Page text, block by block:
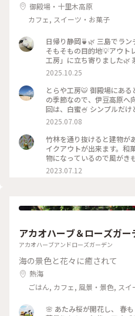
御殿場・十里木高原
カフェ, スイーツ・お菓子
日帰り静岡🍵🌿 三島でラ
そもそもの目的地💡アウト
工房」に立ち寄りました🌿
れされた 林の中を抜けた
にホッとします☺️ 栗餅とお
その後アウトレットでお買
ングラムでお茶タイム🥤
津魚がし寿司さんで地のも
きました(๑>◡<๑) 美味しい
✨✨ #ことりっぷと一緒 #ことりっぷ静岡 #秋の装い #とらや工
房#栗餅 #御殿場プレミア
#沼津魚がし寿司 #回転寿司
2025.10.25
とらや工房🐯 御殿場にあ
の季節なので、伊豆高原へ
回は、白蜜🍧 シンプルだ
意ではない私でも、とらや
かき氷 #カフェ
2025.07.08
竹林を通り抜けると建物が
イクアウトが出来ます。和
物になっているので風がき
す。
2023.07.12
アカオハーブ＆ローズガー
アカオハーブアンドローズガーデン
海の景色と花々に癒されて
熱海
ごはん, カフェ, 風景・景色, スイ
🌸 あたみ桜が開花し、 春もじわじわ近付いて来ました❤ 朝の